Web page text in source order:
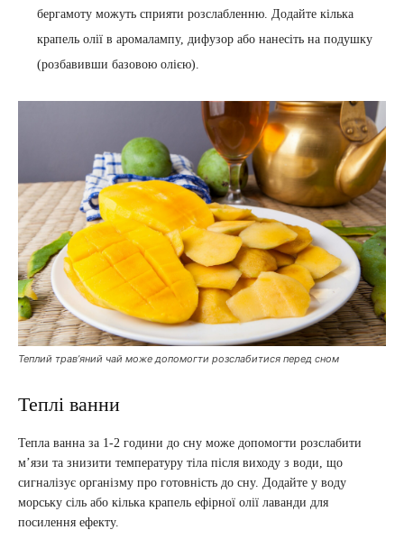
бергамоту можуть сприяти розслабленню. Додайте кілька
крапель олії в аромалампу, дифузор або нанесіть на подушку
(розбавивши базовою олією).
Теплий трав’яний чай може допомогти розслабитися перед сном
Теплі ванни
Тепла ванна за 1-2 години до сну може допомогти розслабити
м’язи та знизити температуру тіла після виходу з води, що
сигналізує організму про готовність до сну. Додайте у воду
морську сіль або кілька крапель ефірної олії лаванди для
посилення ефекту.